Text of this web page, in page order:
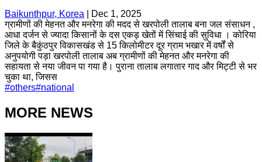
Baikunthpur, Korea
Dec 1, 2025
ग्रामीणों की मेहनत और मनरेगा की मदद से खरपोली तालाब बना जल संसाधन ,
आधा दर्जन से ज्यादा किसानों के दस एकड़ खेतों में सिंचाई की सुविधा । कोरिया
जिले के बैकुंठपुर विकासखंड से 15 किलोमीटर दूर ग्राम भखार में वर्षों से
अनुपयोगी पड़ा खरपोली तालाब अब ग्रामीणों की मेहनत और मनरेगा की
सहायता से नया जीवन पा गया है। पुराना तालाब लगातार गाद और मिट्टी से भर
चुका था, जिसस
#others#national
MORE NEWS